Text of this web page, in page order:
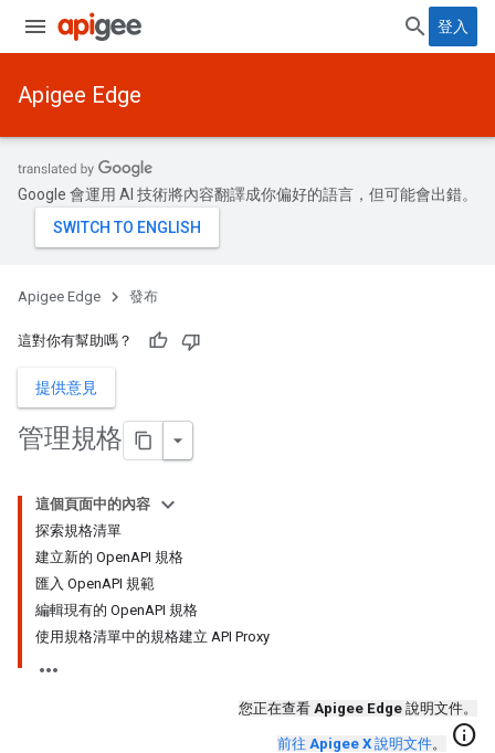
登入
Apigee Edge
Google 會運用 AI 技術將內容翻譯成你偏好的語言，但可能會出錯。
Apigee Edge 發布
這對你有幫助嗎？
提供意見
管理規格
這個頁面中的內容
探索規格清單
建立新的 OpenAPI 規格
匯入 OpenAPI 規範
編輯現有的 OpenAPI 規格
使用規格清單中的規格建立 API Proxy
您正在查看 Apigee Edge 說明文件。
前往 Apigee X 說明文件。 info